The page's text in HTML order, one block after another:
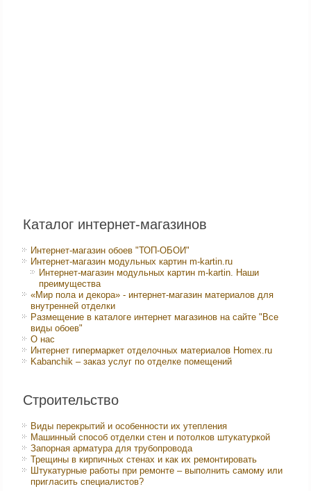
Каталог интернет-магазинов
Интернет-магазин обоев "ТОП-ОБОИ"
Интернет-магазин модульных картин m-kartin.ru
Интернет-магазин модульных картин m-kartin. Наши
преимущества
«Мир пола и декора» - интернет-магазин материалов для
внутренней отделки
Размещение в каталоге интернет магазинов на сайте "Все
виды обоев"
О нас
Интернет гипермаркет отделочных материалов Homex.ru
Kabanchik – заказ услуг по отделке помещений
Строительство
Виды перекрытий и особенности их утепления
Машинный способ отделки стен и потолков штукатуркой
Запорная арматура для трубопровода
Трещины в кирпичных стенах и как их ремонтировать
Штукатурные работы при ремонте – выполнить самому или
пригласить специалистов?